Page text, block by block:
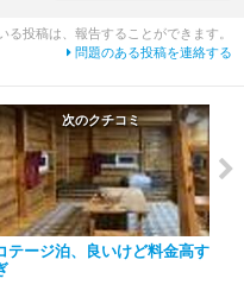
る投稿は、報告することができます。
問題のある投稿を連絡する
次のクチコミ
テージ泊、良いけど料金高す